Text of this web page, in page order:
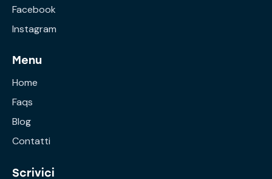
Facebook
Instagram
Menu
Home
Faqs
Blog
Contatti
Scrivici